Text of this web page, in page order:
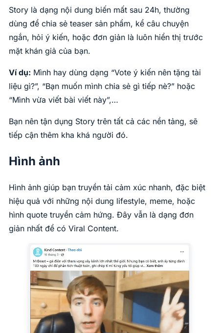
Story là dạng nội dung biến mất sau 24h, thường
dùng để chia sẻ teaser sản phẩm, kể câu chuyện
ngắn, hỏi ý kiến, hoặc đơn giản là luôn hiển thị trước
mặt khán giả của bạn.
Ví dụ: Mình hay dùng dạng “Vote ý kiến nên tặng tài
liệu gì?”, “Bạn muốn mình chia sẻ gì tiếp nè?” hoặc
“Mình vừa viết bài viết này”,…
Bạn nên tận dụng Story trên tất cả các nền tảng, sẽ
tiếp cận thêm kha khá người đó.
Hình ảnh
Hình ảnh giúp bạn truyền tải cảm xúc nhanh, đặc biệt
hiệu quả với những nội dung lifestyle, meme, hoặc
hình quote truyền cảm hứng. Đây vẫn là dạng đơn
giản nhất để có Viral Content.